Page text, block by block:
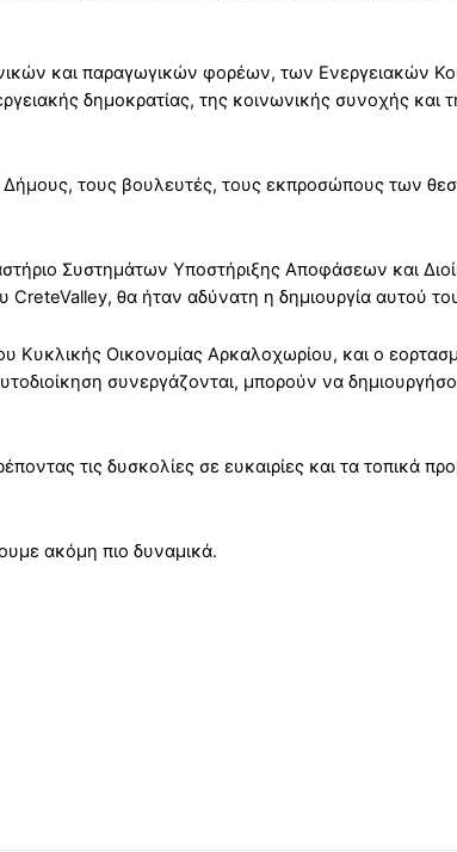
και παραγωγικών φορέων, των Ενεργειακών
δημοκρατίας, της κοινωνικής συνοχής και
Δήμους, τους βουλευτές, τους εκπροσώπους των
Συστημάτων Υποστήριξης Αποφάσεων και
CreteValley, θα ήταν αδύνατη η δημιουργία αυτού
Οικονομίας Αρκαλοχωρίου, και ο
συνεργάζονται, μπορούν να
τις δυσκολίες σε ευκαιρίες και τα τοπικά
ακόμη πιο δυναμικά.